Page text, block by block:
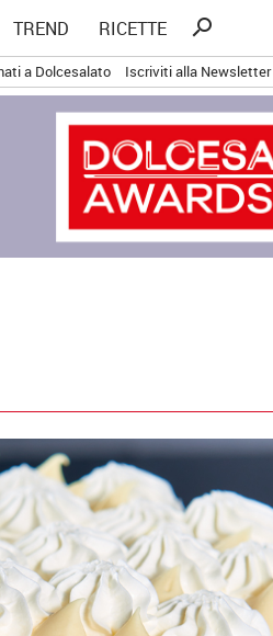
TREND RICETTE
Ricerca
search
a Dolcesalato Iscriviti alla Newsletter